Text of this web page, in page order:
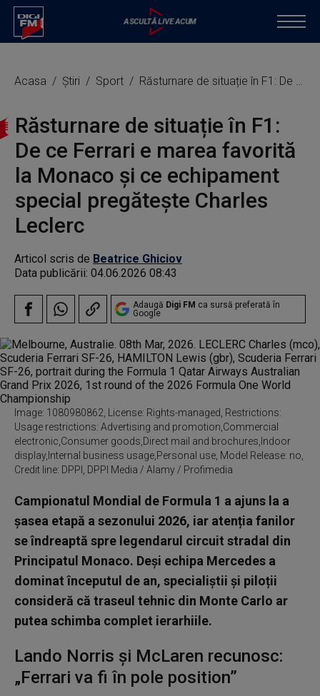
Acasa Știri Sport Răsturnare de situație în F1: De ce Ferrari e marea favorită la Monaco și ce echipament special pregătește Charles Leclerc
Răsturnare de situație în F1:
De ce Ferrari e marea favorită
la Monaco și ce echipament
special pregătește Charles
Leclerc
Articol scris de Beatrice Ghiciov
Data publicării: 04.06.2026 08:43
Adaugă Digi FM ca sursă preferată în
Google
Image: 1080980862, License: Rights-managed, Restrictions:
Usage restrictions: Advertising and promotion,Commercial
electronic,Consumer goods,Direct mail and brochures,Indoor
display,Internal business usage,Personal use, Model Release: no,
Credit line: DPPI, DPPI Media / Alamy / Profimedia
Campionatul Mondial de Formula 1 a ajuns la a
șasea etapă a sezonului 2026, iar atenția fanilor
se îndreaptă spre legendarul circuit stradal din
Principatul Monaco. Deși echipa Mercedes a
dominat începutul de an, specialiștii și piloții
consideră că traseul tehnic din Monte Carlo ar
putea schimba complet ierarhiile.
Lando Norris și McLaren recunosc:
„Ferrari va fi în pole position”